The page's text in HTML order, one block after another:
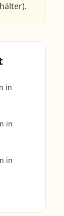
in
in
in